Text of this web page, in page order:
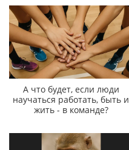
А что будет, если люди
научаться работать, быть и
жить - в команде?